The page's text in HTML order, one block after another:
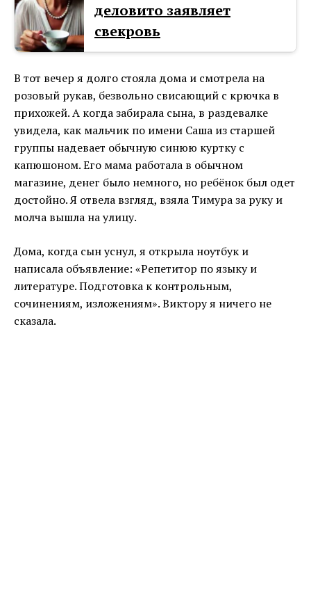
деловито заявляет
свекровь
В тот вечер я долго стояла дома и смотрела на
розовый рукав, безвольно свисающий с крючка в
прихожей. А когда забирала сына, в раздевалке
увидела, как мальчик по имени Саша из старшей
группы надевает обычную синюю куртку с
капюшоном. Его мама работала в обычном
магазине, денег было немного, но ребёнок был одет
достойно. Я отвела взгляд, взяла Тимура за руку и
молча вышла на улицу.
Дома, когда сын уснул, я открыла ноутбук и
написала объявление: «Репетитор по языку и
литературе. Подготовка к контрольным,
сочинениям, изложениям». Виктору я ничего не
сказала.